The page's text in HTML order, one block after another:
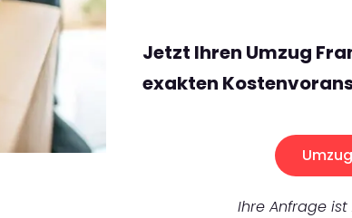
Jetzt Ihren Umzug
exakten
Ihre Anfrage ist